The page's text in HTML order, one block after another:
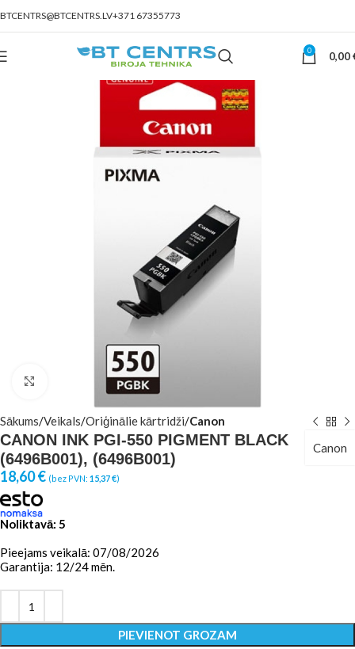
BTCENTRS@BTCENTRS.LV+371 67355773
0 0,00
Click to enlarge
Sākums Veikals Oriģinālie kārtridži Canon
CANON INK PGI-550 PIGMENT BLACK
(6496B001), (6496B001)
Canon
18,60€ (bez PVN: 15,37€)
Noliktavā: 5
Pieejams veikalā: 07/08/2026
Garantija: 12/24 mēn.
PIEVIENOT GROZAM